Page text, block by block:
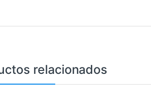
relacionados